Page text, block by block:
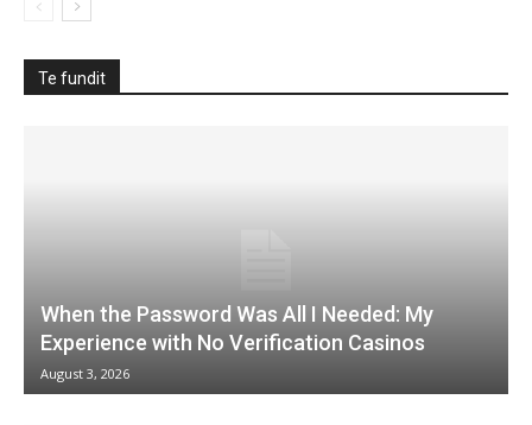
Te fundit
When the Password Was All I Needed: My
Experience with No Verification Casinos
August 3, 2026